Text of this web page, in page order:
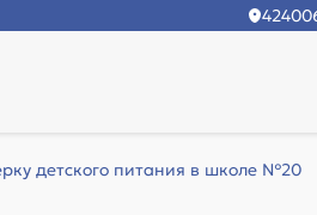
детского питания в школе №20